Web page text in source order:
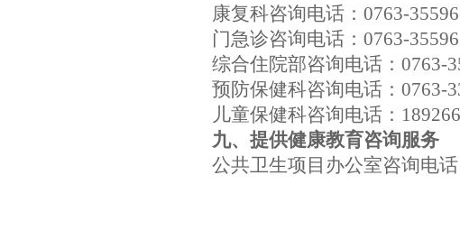
康复科咨询电话：0763-
门急诊咨询电话：0763-
综合住院部咨询电话：0763-
预防保健科咨询电话：0763-
儿童保健科咨询电话：
九、提供健康教育咨询服务
公共卫生项目办公室咨询电